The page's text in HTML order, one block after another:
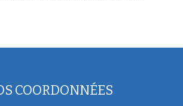
COORDONNÉES